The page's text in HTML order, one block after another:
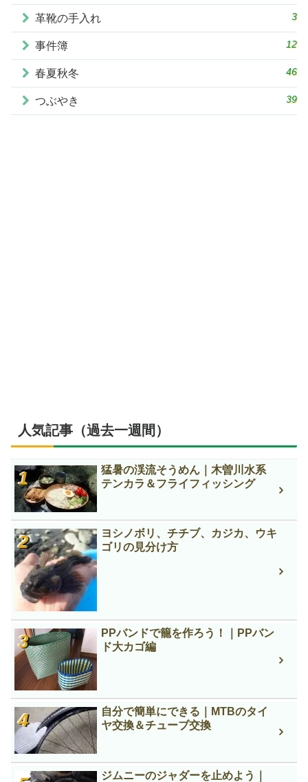
革靴の手入れ 3
事件簿 12
春夏秋冬 46
つぶやき 39
人気記事（過去一週間）
猛暑の渓流そうめん｜木曽川水系
テンカラ＆フライフィッシング
ヨシノボリ、チチブ、カジカ、ウキ
ゴリの見分け方
PPバンドで籠を作ろう！｜PPバン
ド大カゴ編
自分で簡単にできる｜MTBのタイ
ヤ交換＆チューブ交換
ジムニーのジャダーを止めよう｜